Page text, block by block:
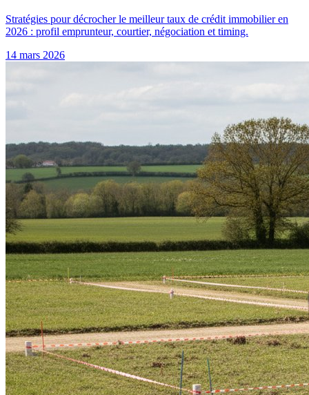
Stratégies pour décrocher le meilleur taux de crédit immobilier en
2026 : profil emprunteur, courtier, négociation et timing.
14 mars 2026